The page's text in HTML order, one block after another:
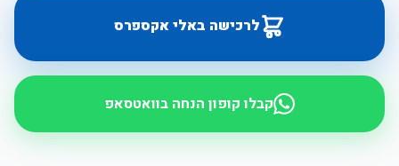
לרכישה באלי אקספרס
קבלו קופון הנחה בוואטסאפ